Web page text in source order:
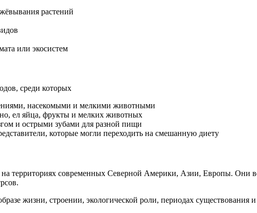
растений
или экосистем
среди которых
насекомыми и мелкими животными
ел яйца, фрукты и мелких животных
и острыми зубами для разной пищи
которые могли переходить на смешанную диету
территориях современных Северной Америки, Азии, Европы. Они
жизни, строении, экологической роли, периодах существования и